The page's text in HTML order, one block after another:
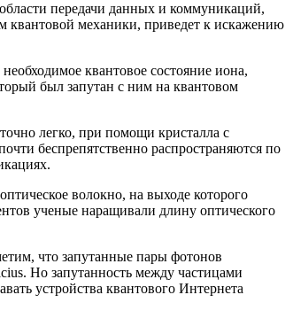
передачи данных и коммуникаций,
квантовой механики, приведет к искажению
квантовое состояние иона,
был запутан с ним на квантовом
легко, при помощи кристалла с
беспрепятственно распространяются по
волокно, на выходе которого
ученые наращивали длину оптического
что запутанные пары фотонов
Но запутанность между частицами
устройства квантового Интернета